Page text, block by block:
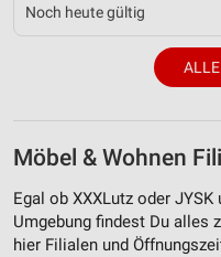
Noch heute gültig
Möbel & Wohnen
Egal ob XXXLutz oder JYSK
Umgebung findest Du alles
hier Filialen und